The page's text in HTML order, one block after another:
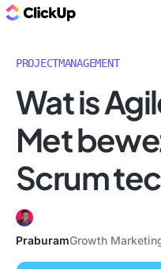
PROJECTMANAGEMENT
Wat is
Met
Scrum
PraburamGrowth